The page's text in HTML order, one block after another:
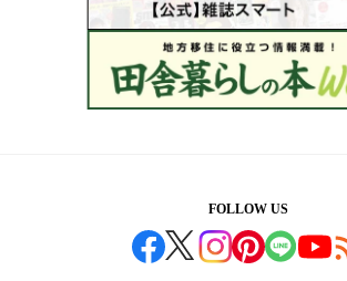
FOLLOW US